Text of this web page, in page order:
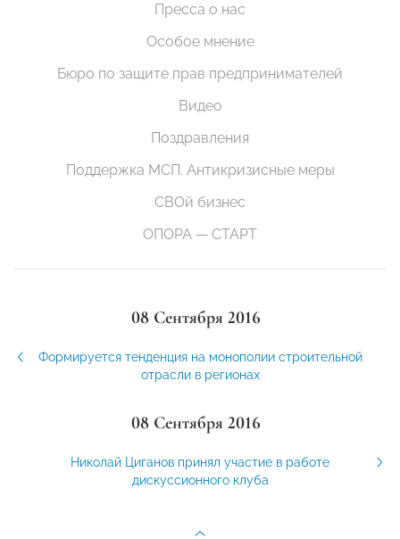
Пресса о нас
Особое мнение
Бюро по защите прав предпринимателей
Видео
Поздравления
Поддержка МСП. Антикризисные меры
СВОй бизнес
ОПОРА — СТАРТ
08 Сентября 2016
Формируется тенденция на монополии строительной
отрасли в регионах
08 Сентября 2016
Николай Циганов принял участие в работе
дискуссионного клуба